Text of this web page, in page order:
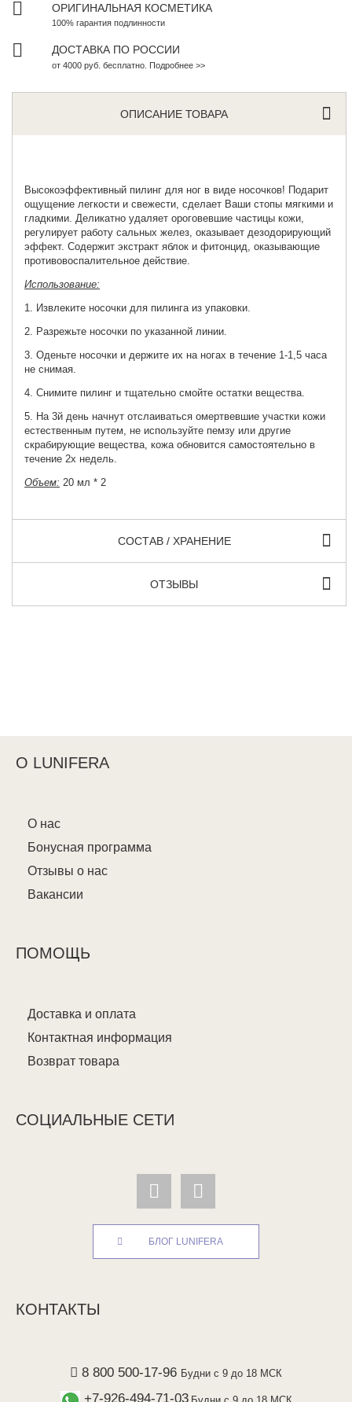
ОРИГИНАЛЬНАЯ КОСМЕТИКА
100% гарантия подлинности
ДОСТАВКА ПО РОССИИ
от 4000 руб. бесплатно. Подробнее >>
ОПИСАНИЕ ТОВАРА
Высокоэффективный пилинг для ног в виде носочков! Подарит
ощущение легкости и свежести, сделает Ваши стопы мягкими и
гладкими. Деликатно удаляет ороговевшие частицы кожи,
регулирует работу сальных желез, оказывает дезодорирующий
эффект. Содержит экстракт яблок и фитонцид, оказывающие
противовоспалительное действие.
Использование:
1. Извлеките носочки для пилинга из упаковки.
2. Разрежьте носочки по указанной линии.
3. Оденьте носочки и держите их на ногах в течение 1-1,5 часа
не снимая.
4. Снимите пилинг и тщательно смойте остатки вещества.
5. На 3й день начнут отслаиваться омертвевшие участки кожи
естественным путем, не используйте пемзу или другие
скрабирующие вещества, кожа обновится самостоятельно в
течение 2х недель.
Объем: 20 мл * 2
СОСТАВ / ХРАНЕНИЕ
ОТЗЫВЫ
О LUNIFERA
О нас
Бонусная программа
Отзывы о нас
Вакансии
ПОМОЩЬ
Доставка и оплата
Контактная информация
Возврат товара
СОЦИАЛЬНЫЕ СЕТИ
БЛОГ LUNIFERA
КОНТАКТЫ
8 800 500-17-96 Будни с 9 до 18 МСК
+7-926-494-71-03 Будни с 9 до 18 МСК